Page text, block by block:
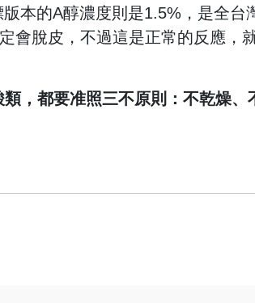
本的A醇濃度則是1.5%，是全台
會脫皮，不過這是正常的反應，
，都要准照三不原則：不乾燥、